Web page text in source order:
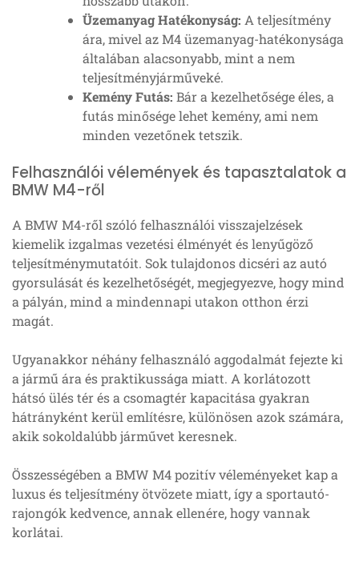
Üzemanyag Hatékonyság: A teljesítmény
ára, mivel az M4 üzemanyag-hatékonysága
általában alacsonyabb, mint a nem
teljesítményjárműveké.
Kemény Futás: Bár a kezelhetősége éles, a
futás minősége lehet kemény, ami nem
minden vezetőnek tetszik.
Felhasználói vélemények és tapasztalatok a
BMW M4-ről
A BMW M4-ről szóló felhasználói visszajelzések
kiemelik izgalmas vezetési élményét és lenyűgöző
teljesítménymutatóit. Sok tulajdonos dicséri az autó
gyorsulását és kezelhetőségét, megjegyezve, hogy mind
a pályán, mind a mindennapi utakon otthon érzi
magát.
Ugyanakkor néhány felhasználó aggodalmát fejezte ki
a jármű ára és praktikussága miatt. A korlátozott
hátsó ülés tér és a csomagtér kapacitása gyakran
hátrányként kerül említésre, különösen azok számára,
akik sokoldalúbb járművet keresnek.
Összességében a BMW M4 pozitív véleményeket kap a
luxus és teljesítmény ötvözete miatt, így a sportautó-
rajongók kedvence, annak ellenére, hogy vannak
korlátai.